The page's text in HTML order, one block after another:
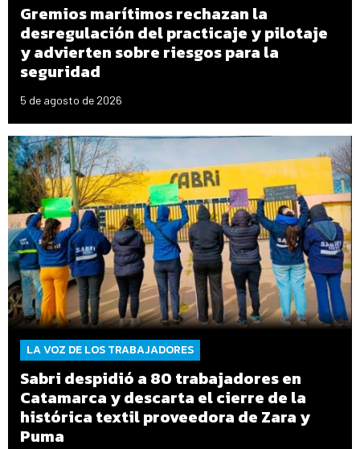
Gremios marítimos rechazan la
desregulación del practicaje y pilotaje
y advierten sobre riesgos para la
seguridad
5 de agosto de 2026
LA VOZ DE LOS TRABAJADORES
Sabri despidió a 80 trabajadores en
Catamarca y descarta el cierre de la
histórica textil proveedora de Zara y
Puma